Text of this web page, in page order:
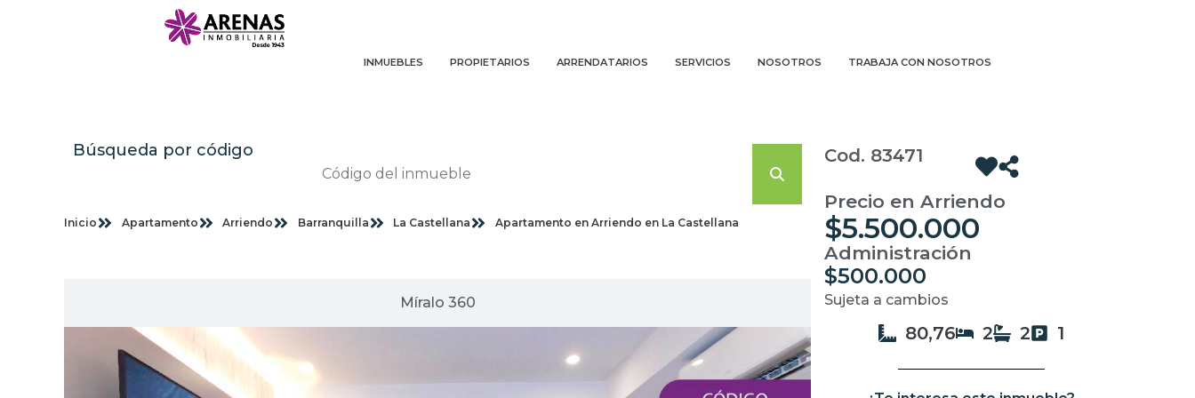
INMUEBLES PROPIETARIOS ARRENDATARIOS SERVICIOS NOSOTROS TRABAJA CON NOSOTROS
Búsqueda por código
Inicio Apartamento Arriendo Barranquilla La Castellana Apartamento en Arriendo en La Castellana
Míralo 360
Cod. 83471
Precio en Arriendo
$5.500.000
Administración
$500.000
Sujeta a cambios
80,76 2 2 1